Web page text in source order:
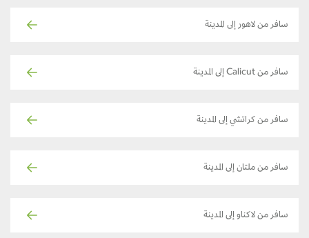
سافر من لاهور إلى المدينة
سافر من Calicut إلى المدينة
سافر من كراتشي إلى المدينة
سافر من ملتان إلى المدينة
سافر من لاكناو إلى المدينة